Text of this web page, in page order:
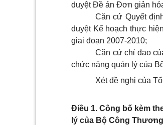
duyệt Đề án Đơn giản
Căn cứ Quyết
duyệt Kế hoạch thực
giai đoạn 2007-2010;
Căn cứ chỉ đạo
chức năng quản lý của
Xét đề nghị của
Điều 1. Công bố kèm
lý của Bộ Công